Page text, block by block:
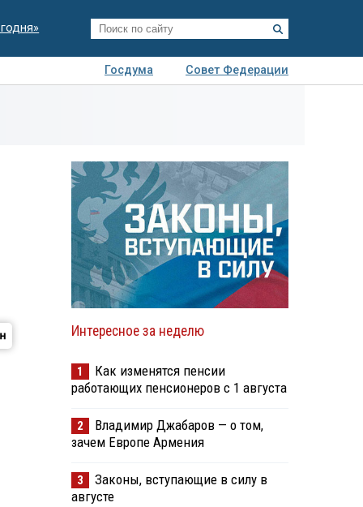
Госдума
Совет Федерации
Интересное за неделю
1
Как изменятся пенсии
работающих пенсионеров с 1 августа
2
Владимир Джабаров — о том,
зачем Европе Армения
3
Законы, вступающие в силу в
августе